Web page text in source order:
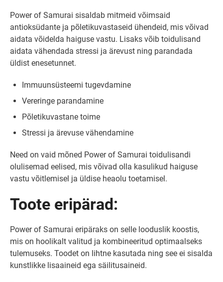
Power of Samurai sisaldab mitmeid võimsaid
antioksüdante ja põletikuvastaseid ühendeid, mis võivad
aidata võidelda haiguse vastu. Lisaks võib toidulisand
aidata vähendada stressi ja ärevust ning parandada
üldist enesetunnet.
Immuunsüsteemi tugevdamine
Vereringe parandamine
Põletikuvastane toime
Stressi ja ärevuse vähendamine
Need on vaid mõned Power of Samurai toidulisandi
olulisemad eelised, mis võivad olla kasulikud haiguse
vastu võitlemisel ja üldise heaolu toetamisel.
Toote eripärad:
Power of Samurai eripäraks on selle looduslik koostis,
mis on hoolikalt valitud ja kombineeritud optimaalseks
tulemuseks. Toodet on lihtne kasutada ning see ei sisalda
kunstlikke lisaaineid ega säilitusaineid.